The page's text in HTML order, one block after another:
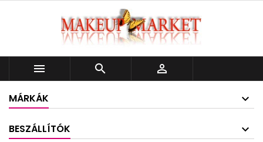
  
MÁRKÁK
BESZÁLLÍTÓK